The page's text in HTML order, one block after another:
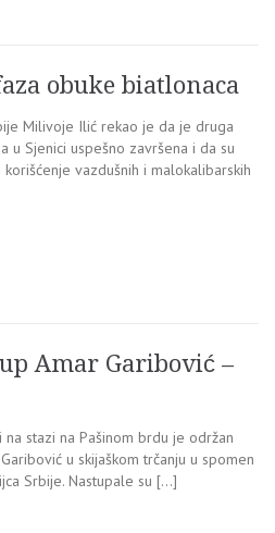
obuke biatlonaca
Milivoje Ilić rekao je da je druga
u Sjenici uspešno završena i da su
vazdušnih i malokalibarskih
Amar Garibović –
stazi na Pašinom brdu je održan
u skijaškom trčanju u spomen
Srbije. Nastupale su […]